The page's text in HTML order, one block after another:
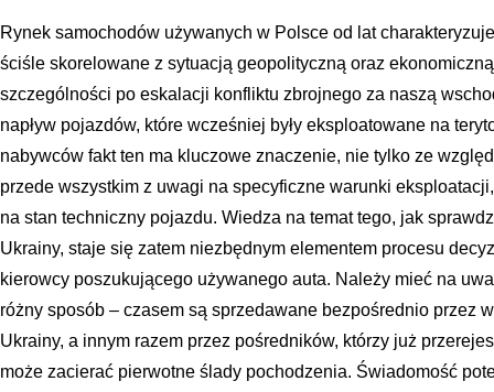
Rynek samochodów używanych w Polsce od lat
ściśle skorelowane z sytuacją geopolityczną oraz
szczególności po eskalacji konfliktu zbrojnego za naszą
napływ pojazdów, które wcześniej były eksploatowane na
nabywców fakt ten ma kluczowe znaczenie, nie tylko ze
przede wszystkim z uwagi na specyficzne warunki
na stan techniczny pojazdu. Wiedza na temat tego, jak
Ukrainy, staje się zatem niezbędnym elementem procesu
kierowcy poszukującego używanego auta. Należy mieć na
różny sposób – czasem są sprzedawane bezpośrednio przez
Ukrainy, a innym razem przez pośredników, którzy już
może zacierać pierwotne ślady pochodzenia. Świadomość